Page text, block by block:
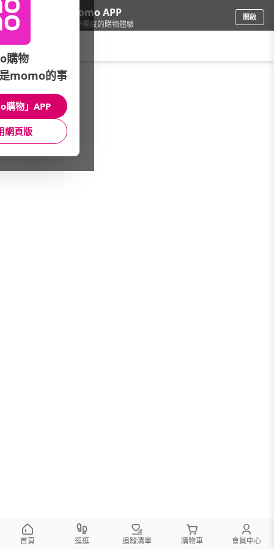
下載momo APP
給你3倍流暢度的購物體驗
開啟
票券/美食餐券/本月主打
館長推薦 月銷量
首頁 逛逛 追蹤清單 購物車 會員中心
購物
momo的事
購物」APP
網頁版